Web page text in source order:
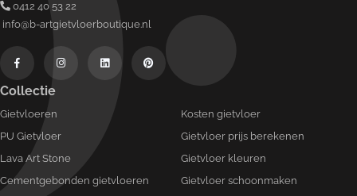
0412 40 53 22
info@b-artgietvloerboutique.nl
Collectie
Gietvloeren
PU Gietvloer
Lava Art Stone
Cementgebonden gietvloeren
Kosten gietvloer
Gietvloer prijs berekenen
Gietvloer kleuren
Gietvloer schoonmaken